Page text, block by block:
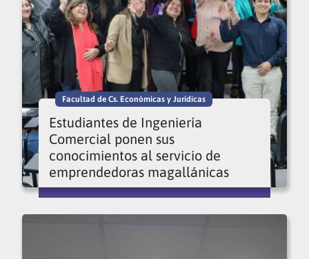
Facultad de Cs. Económicas y Jurídicas
Estudiantes de Ingeniería
Comercial ponen sus
conocimientos al servicio de
emprendedoras magallánicas